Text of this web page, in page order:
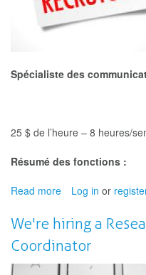
Spécialiste des
25 $ de l’heure – 8 heures/
Résumé des fonctions :
Read more about
recrutons!
Spécialiste
des
communications
Log in or
We're hiring a
Coordinator